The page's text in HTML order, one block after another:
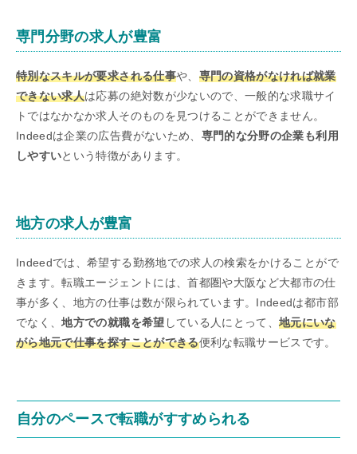
専門分野の求人が豊富
特別なスキルが要求される仕事や、 専門の資格がなければ就業
できない求人は応募の絶対数が少ないので、一般的な求職サイ
トではなかなか求人そのものを見つけることができません。
Indeedは企業の広告費がないため、 専門的な分野の企業も利用
しやすいという特徴があります。
地方の求人が豊富
Indeedでは、希望する勤務地での求人の検索をかけることがで
きます。転職エージェントには、首都圏や大阪など大都市の仕
事が多く、地方の仕事は数が限られています。Indeedは都市部
でなく、地方での就職を希望 している人にとって、地元にいな
がら地元で仕事を探すことができる便利な転職サービスです。
自分のペースで転職がすすめられる